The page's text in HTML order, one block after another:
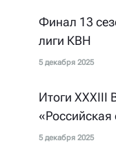
Финал 13
лиги КВН
5 декабря 2025
Итоги XXXIII
«Российская
5 декабря 2025